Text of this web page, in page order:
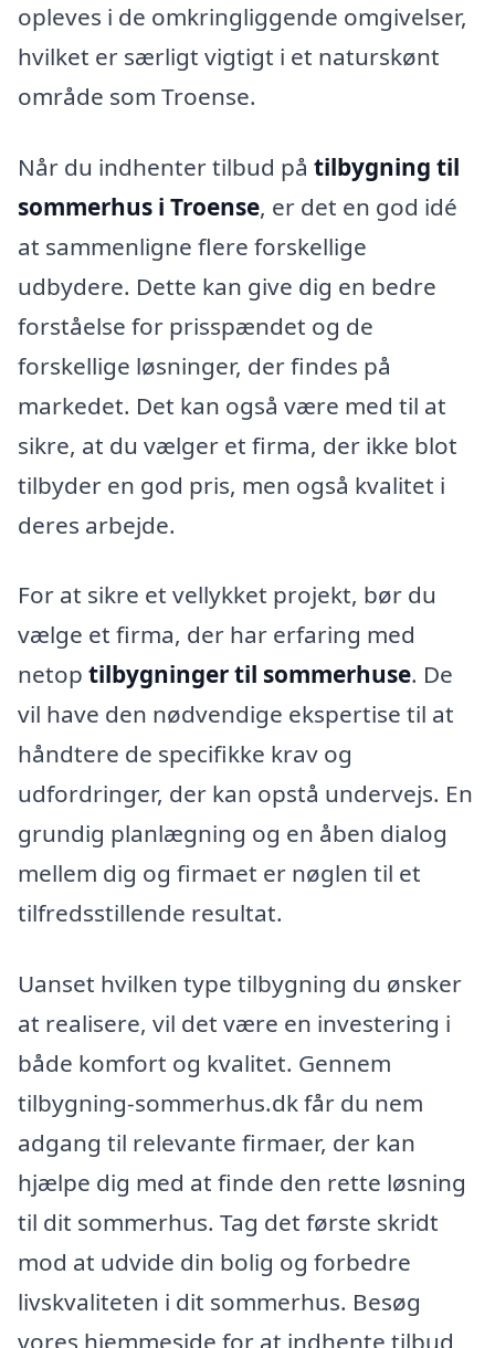
opleves i de omkringliggende omgivelser,
hvilket er særligt vigtigt i et naturskønt
område som Troense.
Når du indhenter tilbud på tilbygning til
sommerhus i Troense, er det en god idé
at sammenligne flere forskellige
udbydere. Dette kan give dig en bedre
forståelse for prisspændet og de
forskellige løsninger, der findes på
markedet. Det kan også være med til at
sikre, at du vælger et firma, der ikke blot
tilbyder en god pris, men også kvalitet i
deres arbejde.
For at sikre et vellykket projekt, bør du
vælge et firma, der har erfaring med
netop tilbygninger til sommerhuse. De
vil have den nødvendige ekspertise til at
håndtere de specifikke krav og
udfordringer, der kan opstå undervejs. En
grundig planlægning og en åben dialog
mellem dig og firmaet er nøglen til et
tilfredsstillende resultat.
Uanset hvilken type tilbygning du ønsker
at realisere, vil det være en investering i
både komfort og kvalitet. Gennem
tilbygning-sommerhus.dk får du nem
adgang til relevante firmaer, der kan
hjælpe dig med at finde den rette løsning
til dit sommerhus. Tag det første skridt
mod at udvide din bolig og forbedre
livskvaliteten i dit sommerhus. Besøg
vores hjemmeside for at indhente tilbud